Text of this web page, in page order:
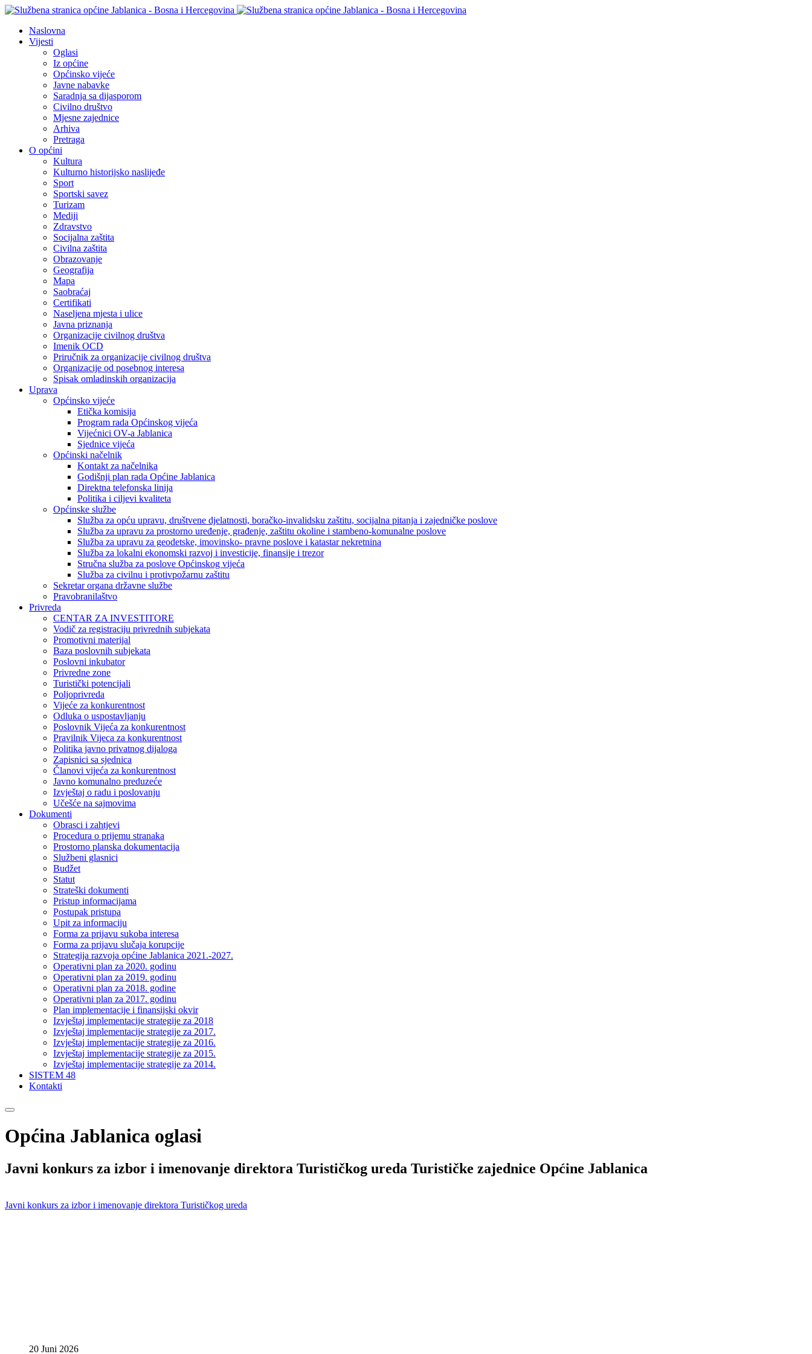
Naslovna
Vijesti
Oglasi
Iz općine
Općinsko vijeće
Javne nabavke
Saradnja sa dijasporom
Civilno društvo
Mjesne zajednice
Arhiva
Pretraga
O općini
Kultura
Kulturno historijsko naslijeđe
Sport
Sportski savez
Turizam
Mediji
Zdravstvo
Socijalna zaštita
Civilna zaštita
Obrazovanje
Geografija
Mapa
Saobraćaj
Certifikati
Naseljena mjesta i ulice
Javna priznanja
Organizacije civilnog društva
Imenik OCD
Priručnik za organizacije civilnog društva
Organizacije od posebnog interesa
Spisak omladinskih organizacija
Uprava
Općinsko vijeće
Etička komisija
Program rada Općinskog vijeća
Vijećnici OV-a Jablanica
Sjednice vijeća
Općinski načelnik
Kontakt za načelnika
Godišnji plan rada Općine Jablanica
Direktna telefonska linija
Politika i ciljevi kvaliteta
Općinske službe
Služba za opću upravu, društvene djelatnosti, boračko-invalidsku zaštitu, socijalna pitanja i zajedničke poslove
Služba za upravu za prostorno uređenje, građenje, zaštitu okoline i stambeno-komunalne poslove
Služba za upravu za geodetske, imovinsko- pravne poslove i katastar nekretnina
Služba za lokalni ekonomski razvoj i investicije, finansije i trezor
Stručna služba za poslove Općinskog vijeća
Služba za civilnu i protivpožarnu zaštitu
Sekretar organa državne službe
Pravobranilaštvo
Privreda
CENTAR ZA INVESTITORE
Vodič za registraciju privrednih subjekata
Promotivni materijal
Baza poslovnih subjekata
Poslovni inkubator
Privredne zone
Turistički potencijali
Poljoprivreda
Vijeće za konkurentnost
Odluka o uspostavljanju
Poslovnik Vijeća za konkurentnost
Pravilnik Vijeca za konkurentnost
Politika javno privatnog dijaloga
Zapisnici sa sjednica
Članovi vijeća za konkurentnost
Javno komunalno preduzeće
Izvještaj o radu i poslovanju
Učešće na sajmovima
Dokumenti
Obrasci i zahtjevi
Procedura o prijemu stranaka
Prostorno planska dokumentacija
Službeni glasnici
Budžet
Statut
Strateški dokumenti
Pristup informacijama
Postupak pristupa
Upit za informaciju
Forma za prijavu sukoba interesa
Forma za prijavu slučaja korupcije
Strategija razvoja općine Jablanica 2021.-2027.
Operativni plan za 2020. godinu
Operativni plan za 2019. godinu
Operativni plan za 2018. godine
Operativni plan za 2017. godinu
Plan implementacije i finansijski okvir
Izvještaj implementacije strategije za 2018
Izvještaj implementacije strategije za 2017.
Izvještaj implementacije strategije za 2016.
Izvještaj implementacije strategije za 2015.
Izvještaj implementacije strategije za 2014.
SISTEM 48
Kontakti
Općina Jablanica oglasi
Javni konkurs za izbor i imenovanje direktora Turističkog ureda Turističke zajednice Općine Jablanica
Javni konkurs za izbor i imenovanje direktora Turističkog ureda
20 Juni 2026